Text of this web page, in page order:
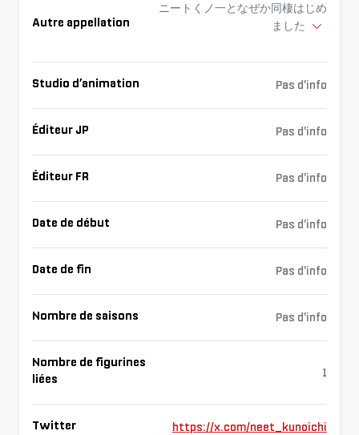
Autre appellation
ニートくノ一となぜか同棲はじめ
ました
Studio d’animation Pas d'info
Éditeur JP Pas d'info
Éditeur FR Pas d'info
Date de début Pas d'info
Date de fin Pas d'info
Nombre de saisons Pas d'info
Nombre de figurines
liées
1
Twitter https://x.com/neet_kunoichi